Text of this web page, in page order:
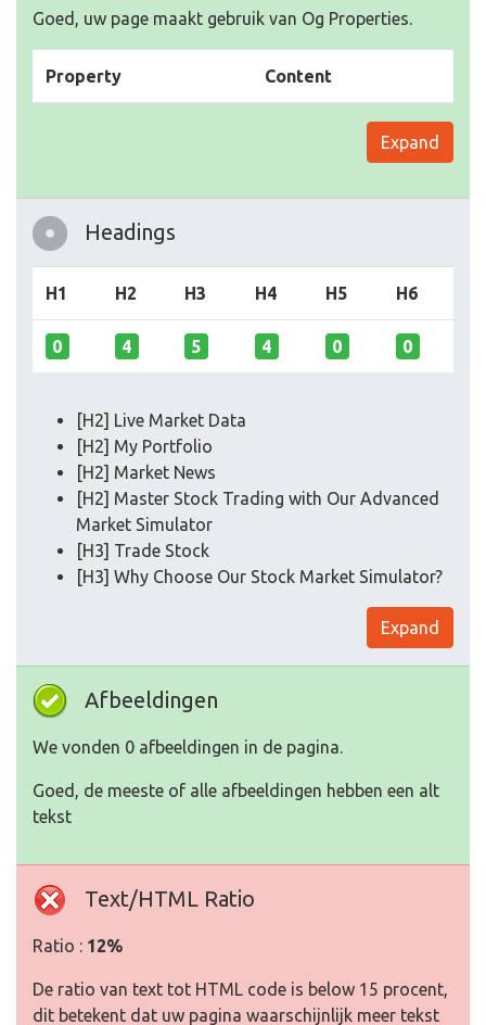
Goed, uw page maakt gebruik van Og Properties.
Property Content
Expand
Headings
H1 H2 H3 H4 H5 H6
0 4 5 4 0 0
[H2] Live Market Data
[H2] My Portfolio
[H2] Market News
[H2] Master Stock Trading with Our Advanced
Market Simulator
[H3] Trade Stock
[H3] Why Choose Our Stock Market Simulator?
Expand
Afbeeldingen
We vonden 0 afbeeldingen in de pagina.
Goed, de meeste of alle afbeeldingen hebben een alt
tekst
Text/HTML Ratio
Ratio : 12%
De ratio van text tot HTML code is below 15 procent,
dit betekent dat uw pagina waarschijnlijk meer tekst